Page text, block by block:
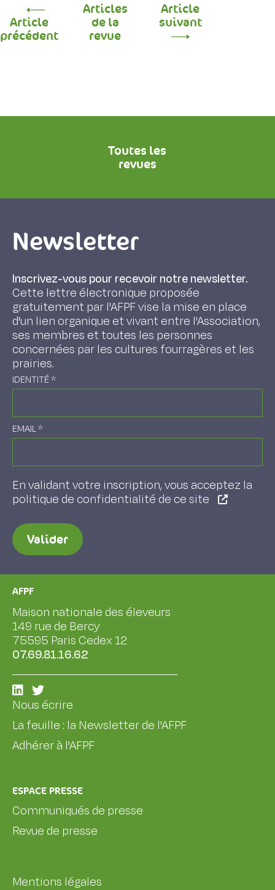
Article
précédent
Articles
de la
revue
Article
suivant
Toutes les
revues
Newsletter
Inscrivez-vous pour recevoir notre newsletter.
Cette lettre électronique proposée
gratuitement par l'AFPF vise la mise en place
d'un lien organique et vivant entre l'Association,
ses membres et toutes les personnes
concernées par les cultures fourragères et les
prairies.
IDENTITÉ*
EMAIL*
En validant votre inscription, vous acceptez la
politique de confidentialité de ce site
Valider
AFPF
Maison nationale des éleveurs
149 rue de Bercy
75595 Paris Cedex 12
07.69.81.16.62
Nous écrire
La feuille : la Newsletter de l'AFPF
Adhérer à l'AFPF
ESPACE PRESSE
Communiqués de presse
Revue de presse
Mentions légales